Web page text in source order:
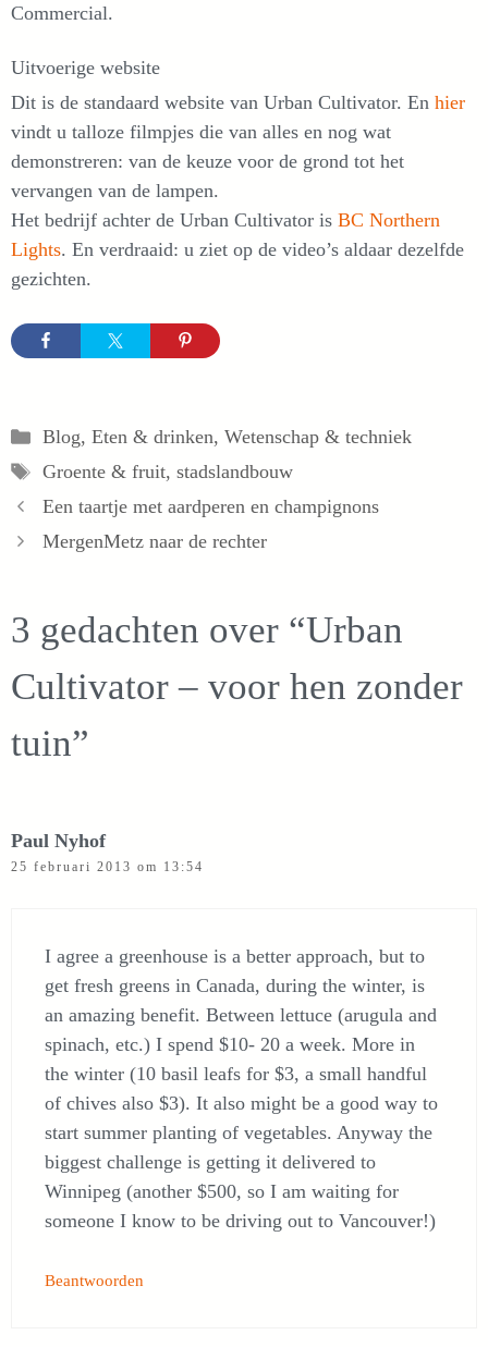
Commercial.
Uitvoerige website
Dit is de standaard website van Urban Cultivator. En hier
vindt u talloze filmpjes die van alles en nog wat
demonstreren: van de keuze voor de grond tot het
vervangen van de lampen.
Het bedrijf achter de Urban Cultivator is BC Northern
Lights. En verdraaid: u ziet op de video’s aldaar dezelfde
gezichten.
Categorieën
Blog, Eten & drinken, Wetenschap & techniek
Tags
Groente & fruit, stadslandbouw
Een taartje met aardperen en champignons
MergenMetz naar de rechter
3 gedachten over “Urban
Cultivator – voor hen zonder
tuin”
Paul Nyhof
25 februari 2013 om 13:54
I agree a greenhouse is a better approach, but to
get fresh greens in Canada, during the winter, is
an amazing benefit. Between lettuce (arugula and
spinach, etc.) I spend $10- 20 a week. More in
the winter (10 basil leafs for $3, a small handful
of chives also $3). It also might be a good way to
start summer planting of vegetables. Anyway the
biggest challenge is getting it delivered to
Winnipeg (another $500, so I am waiting for
someone I know to be driving out to Vancouver!)
Beantwoorden